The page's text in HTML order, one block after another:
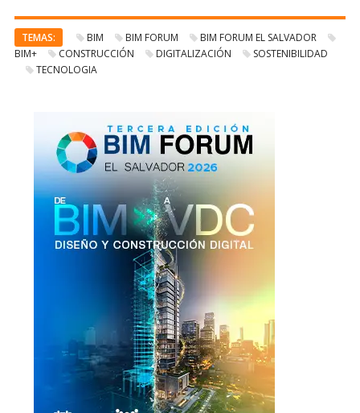
TEMAS: BIM BIM FORUM
BIM FORUM EL SALVADOR
BIM+
CONSTRUCCIÓN DIGITALIZACIÓN
SOSTENIBILIDAD
TECNOLOGIA